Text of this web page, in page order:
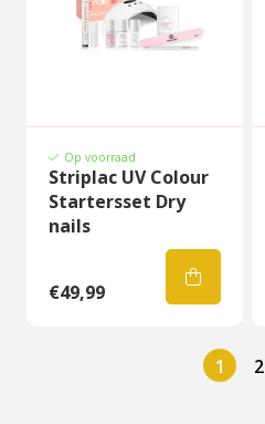
Op voorraad
Striplac UV Colour
Startersset Dry
nails
€49,99
1 2